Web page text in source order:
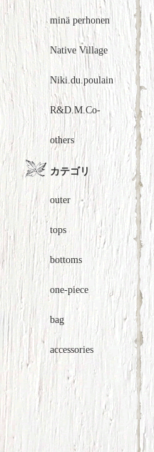
minä perhonen
Native Village
Niki.du.poulain
R&D.M.Co-
others
カテゴリ
outer
tops
bottoms
one-piece
bag
accessories